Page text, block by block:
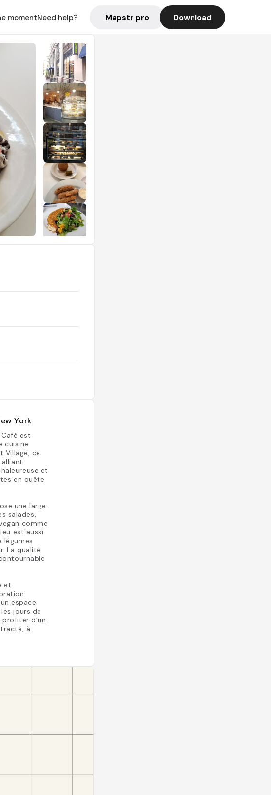
momentNeed help? Mapstr pro Download
York
est
cuisine
Village, ce
et
en quête
une large
salades,
comme
est aussi
légumes
La qualité
et
espace
jours de
d’un
à